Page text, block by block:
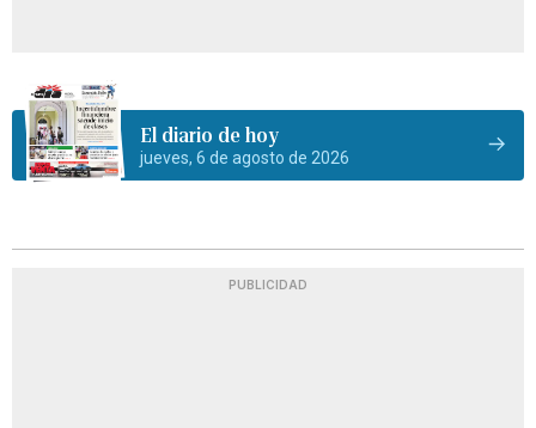
El diario de hoy
jueves, 6 de agosto de 2026
PUBLICIDAD